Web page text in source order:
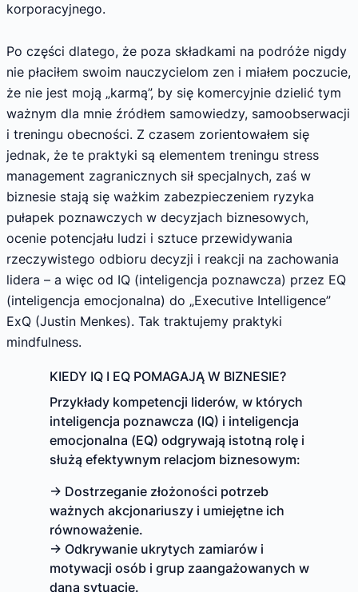
korporacyjnego.
Po części dlatego, że poza składkami na podróże nigdy
nie płaciłem swoim nauczycielom zen i miałem poczucie,
że nie jest moją „karmą”, by się komercyjnie dzielić tym
ważnym dla mnie źródłem samowiedzy, samoobserwacji
i treningu obecności. Z czasem zorientowałem się
jednak, że te praktyki są elementem treningu stress
management zagranicznych sił specjalnych, zaś w
biznesie stają się ważkim zabezpieczeniem ryzyka
pułapek poznawczych w decyzjach biznesowych,
ocenie potencjału ludzi i sztuce przewidywania
rzeczywistego odbioru decyzji i reakcji na zachowania
lidera – a więc od IQ (inteligencja poznawcza) przez EQ
(inteligencja emocjonalna) do „Executive Intelligence”
ExQ (Justin Menkes). Tak traktujemy praktyki
mindfulness.
KIEDY IQ I EQ POMAGAJĄ W BIZNESIE?
Przykłady kompetencji liderów, w których
inteligencja poznawcza (IQ) i inteligencja
emocjonalna (EQ) odgrywają istotną rolę i
służą efektywnym relacjom biznesowym:
→ Dostrzeganie złożoności potrzeb
ważnych akcjonariuszy i umiejętne ich
równoważenie.
→ Odkrywanie ukrytych zamiarów i
motywacji osób i grup zaangażowanych w
daną sytuację.